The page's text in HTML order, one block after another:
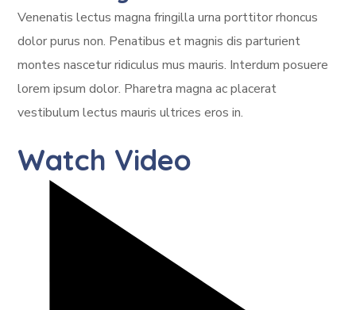
Venenatis lectus magna fringilla urna porttitor rhoncus
dolor purus non. Penatibus et magnis dis parturient
montes nascetur ridiculus mus mauris. Interdum posuere
lorem ipsum dolor. Pharetra magna ac placerat
vestibulum lectus mauris ultrices eros in.
Watch Video